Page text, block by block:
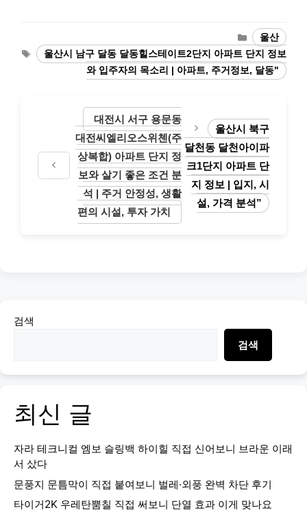
Categories
울산
Tags울산시 남구 달동 달동힐스테이트2단지 아파트 단지 정보
와 입주자의 목소리 | 아파트, 주거정보, 달동"
대전시 서구 용문동
대전씨엘리오스위첸(주
상복합) 아파트 단지 정
보와 살기 좋은 조건 분
석 | 주거 안정성, 생활
편의 시설, 투자 가치
울산시 북구
달천동 달천아이파
크1단지 아파트 단
지 정보 | 입지, 시
설, 가격 분석”
검색
검색
최신 글
자라 테크니컬 엠보 슬링백 하이힐 직접 신어보니 브라운 이래
서 샀다
문풍지 문틈막이 직접 붙여보니 벌레·외풍 완벽 차단 후기
타이거2K 우레탄뿜칠 직접 써보니 단열 효과 이게 맞나요